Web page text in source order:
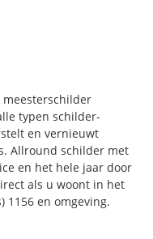
typen schilder-
en vernieuwt
Allround schilder met
en het hele jaar door
als u woont in het
1156 en omgeving.